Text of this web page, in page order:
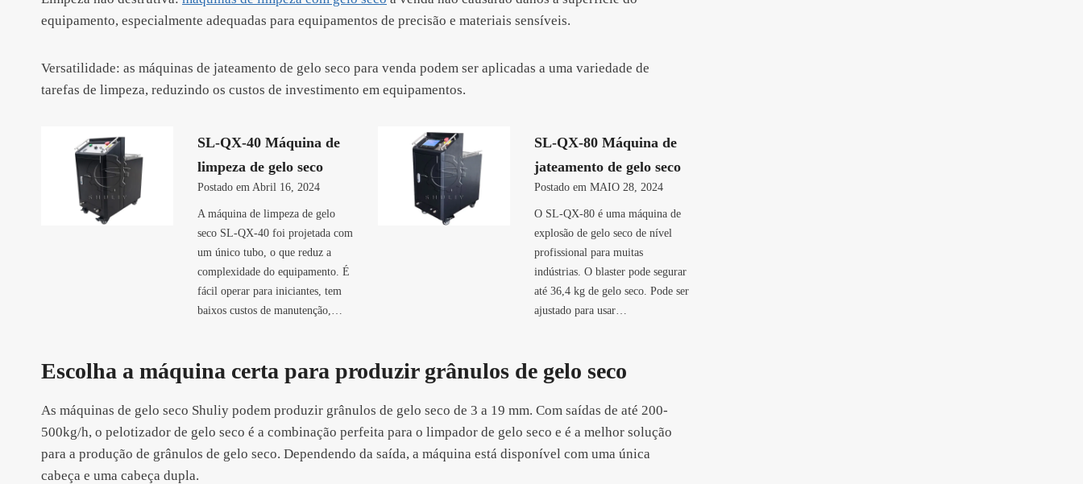
equipamento, especialmente adequadas para equipamentos de precisão e materiais sensíveis.
Versatilidade: as máquinas de jateamento de gelo seco para venda podem ser aplicadas a uma variedade de
tarefas de limpeza, reduzindo os custos de investimento em equipamentos.
SL-QX-40 Máquina de
limpeza de gelo seco
Postado emAbril 16, 2024
A máquina de limpeza de gelo
seco SL-QX-40 foi projetada com
um único tubo, o que reduz a
complexidade do equipamento. É
fácil operar para iniciantes, tem
baixos custos de manutenção,…
SL-QX-80 Máquina de
jateamento de gelo seco
Postado emMAIO 28, 2024
O SL-QX-80 é uma máquina de
explosão de gelo seco de nível
profissional para muitas
indústrias. O blaster pode segurar
até 36,4 kg de gelo seco. Pode ser
ajustado para usar…
Escolha a máquina certa para produzir grânulos de gelo seco
As máquinas de gelo seco Shuliy podem produzir grânulos de gelo seco de 3 a 19 mm. Com saídas de até 200-
500kg/h, o pelotizador de gelo seco é a combinação perfeita para o limpador de gelo seco e é a melhor solução
para a produção de grânulos de gelo seco. Dependendo da saída, a máquina está disponível com uma única
cabeça e uma cabeça dupla.